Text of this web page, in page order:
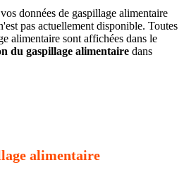
données de gaspillage alimentaire
pas actuellement disponible. Toutes
alimentaire sont affichées dans le
du gaspillage alimentaire dans
alimentaire